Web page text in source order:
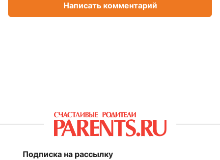
Написать комментарий
Подписка на рассылку